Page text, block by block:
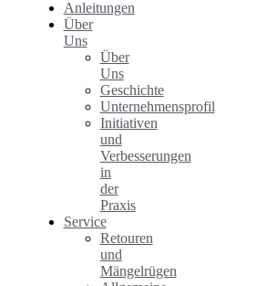
Anleitungen
Über
Uns
Über
Uns
Geschichte
Unternehmensprofil
Initiativen
und
Verbesserungen
in
der
Praxis
Service
Retouren
und
Mängelrügen